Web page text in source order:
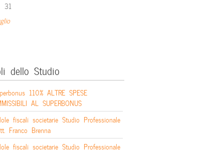
31
dello Studio
110% ALTRE SPESE
AL SUPERBONUS
fiscali societarie Studio Professionale
Franco Brenna
fiscali societarie Studio Professionale